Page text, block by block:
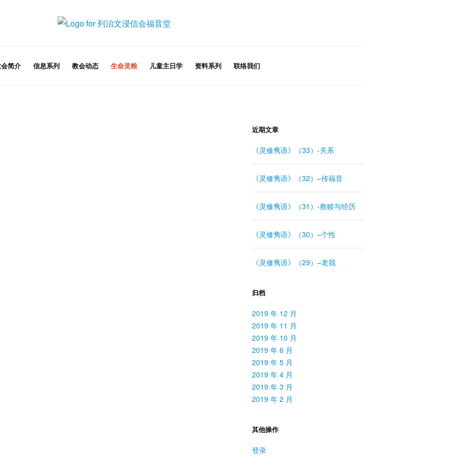
简介 信息系列 教会动态 生命灵粮 儿童主日学 资料系列 联络我们
近期文章
《灵修隽语》（33）-关系
《灵修隽语》（32）–传福音
《灵修隽语》（31）-救赎与经历
《灵修隽语》（30）–个性
《灵修隽语》（29）–老我
归档
2019 年 12 月
2019 年 11 月
2019 年 10 月
2019 年 6 月
2019 年 5 月
2019 年 4 月
2019 年 3 月
2019 年 2 月
其他操作
登录